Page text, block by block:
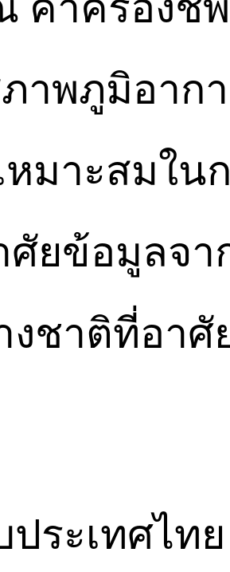
าพภูมิอาก
หมาะสมใน
ศัยข้อมูลจา
งชาติที่อาศั
ประเทศไท